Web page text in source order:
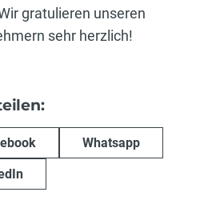
gratulieren unseren
sehr herzlich!
Whatsapp